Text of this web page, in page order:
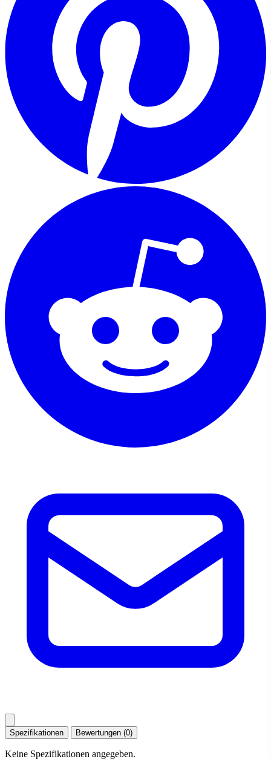
Spezifikationen Bewertungen (0)
Keine Spezifikationen angegeben.